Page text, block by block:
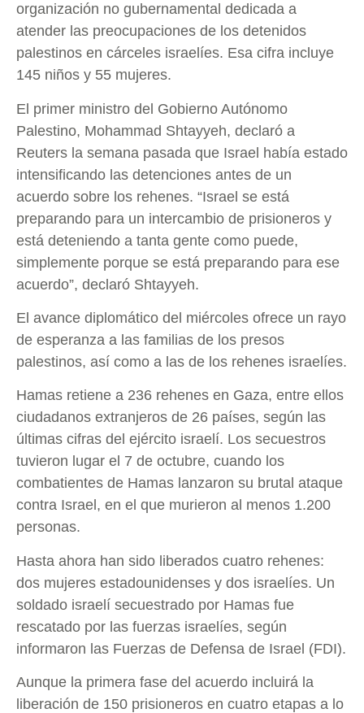
organización no gubernamental dedicada a
atender las preocupaciones de los detenidos
palestinos en cárceles israelíes. Esa cifra incluye
145 niños y 55 mujeres.
El primer ministro del Gobierno Autónomo
Palestino, Mohammad Shtayyeh, declaró a
Reuters la semana pasada que Israel había estado
intensificando las detenciones antes de un
acuerdo sobre los rehenes. “Israel se está
preparando para un intercambio de prisioneros y
está deteniendo a tanta gente como puede,
simplemente porque se está preparando para ese
acuerdo”, declaró Shtayyeh.
El avance diplomático del miércoles ofrece un rayo
de esperanza a las familias de los presos
palestinos, así como a las de los rehenes israelíes.
Hamas retiene a 236 rehenes en Gaza, entre ellos
ciudadanos extranjeros de 26 países, según las
últimas cifras del ejército israelí. Los secuestros
tuvieron lugar el 7 de octubre, cuando los
combatientes de Hamas lanzaron su brutal ataque
contra Israel, en el que murieron al menos 1.200
personas.
Hasta ahora han sido liberados cuatro rehenes:
dos mujeres estadounidenses y dos israelíes. Un
soldado israelí secuestrado por Hamas fue
rescatado por las fuerzas israelíes, según
informaron las Fuerzas de Defensa de Israel (FDI).
Aunque la primera fase del acuerdo incluirá la
liberación de 150 prisioneros en cuatro etapas a lo